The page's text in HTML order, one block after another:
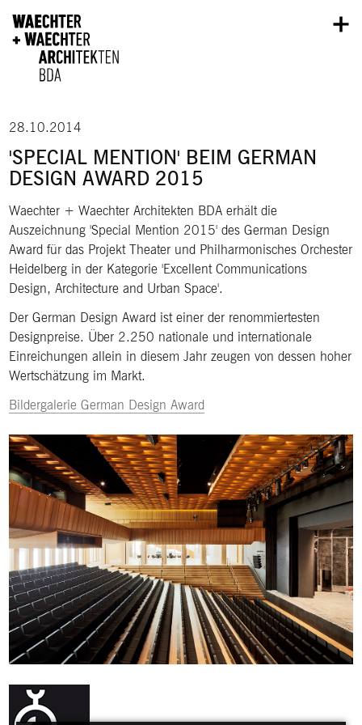
28.10.2014
'SPECIAL MENTION' BEIM GERMAN
DESIGN AWARD 2015
Waechter + Waechter Architekten BDA erhält die
Auszeichnung 'Special Mention 2015' des German Design
Award für das Projekt Theater und Philharmonisches Orchester
Heidelberg in der Kategorie 'Excellent Communications
Design, Architecture and Urban Space'.
Der German Design Award ist einer der renommiertesten
Designpreise. Über 2.250 nationale und internationale
Einreichungen allein in diesem Jahr zeugen von dessen hoher
Wertschätzung im Markt.
Bildergalerie German Design Award